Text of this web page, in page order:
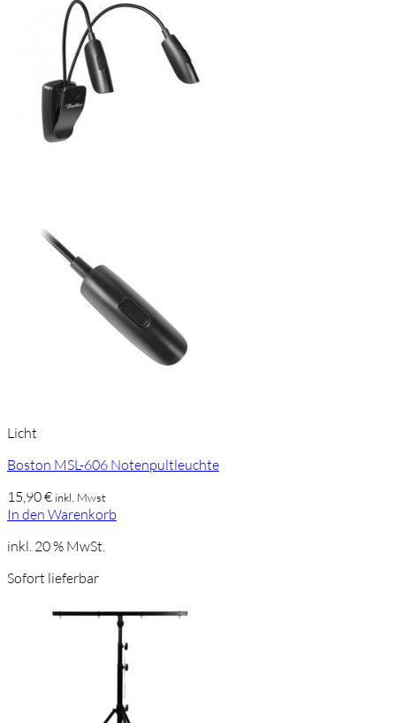
Licht
Boston MSL-606 Notenpultleuchte
15,90€ inkl. Mwst
In den Warenkorb
inkl. 20 % MwSt.
Sofort lieferbar